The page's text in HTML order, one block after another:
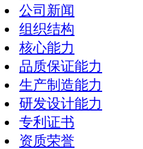
公司新闻
组织结构
核心能力
品质保证能力
生产制造能力
研发设计能力
专利证书
资质荣誉